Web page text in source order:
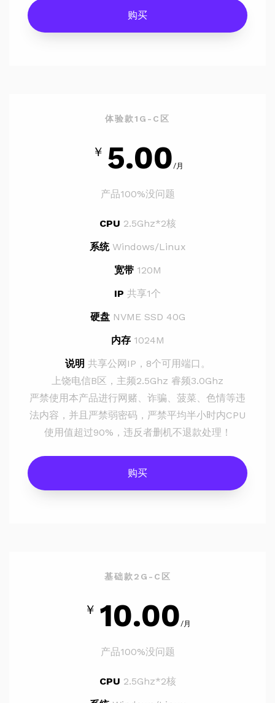
购买
体验款1G-C区
￥ 5.00/月
产品100%没问题
CPU 2.5Ghz*2核
系统Windows/Linux
宽带120M
IP 共享1个
硬盘NVME SSD 40G
内存1024M
说明 共享公网IP，8个可用端口。
上饶电信B区，主频2.5Ghz 睿频3.0Ghz
严禁使用本产品进行网赌、诈骗、菠菜、色情等违
法内容，并且严禁弱密码，严禁平均半小时内CPU
使用值超过90%，违反者删机不退款处理！
购买
基础款2G-C区
￥ 10.00/月
产品100%没问题
CPU 2.5Ghz*2核